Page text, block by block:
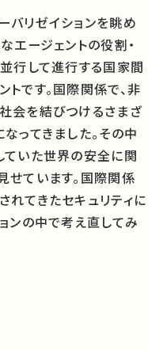
バリゼイションを眺め
エージェントの役割・
行して進行する国家間
です。国際関係で、非
会を結びつけるさまざ
ってきました。その中
ていた世界の安全に関
せています。国際関係
てきたセキュリティに
ンの中で考え直してみ